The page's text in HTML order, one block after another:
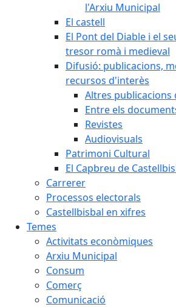
l'Arxiu Municipal
El castell
El Pont del Diable i el
tresor romà i medieval
Difusió: publicacions,
recursos d'interès
Altres publicacions
Entre els
Revistes
Audiovisuals
Patrimoni Cultural
El Capbreu de
Carrerer
Processos electorals
Castellbisbal en xifres
Temes
Activitats econòmiques
Arxiu Municipal
Consum
Comerç
Comunicació